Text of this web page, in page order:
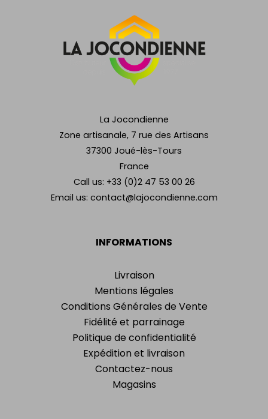
INFORMATIONS
Livraison
Mentions légales
Conditions Générales de Vente
Fidélité et parrainage
Politique de confidentialité
Expédition et livraison
Contactez-nous
Magasins
La Jocondienne
Zone artisanale, 7 rue des Artisans
37300 Joué-lès-Tours
France
Call us: +33 (0)2 47 53 00 26
Email us: contact@lajocondienne.com